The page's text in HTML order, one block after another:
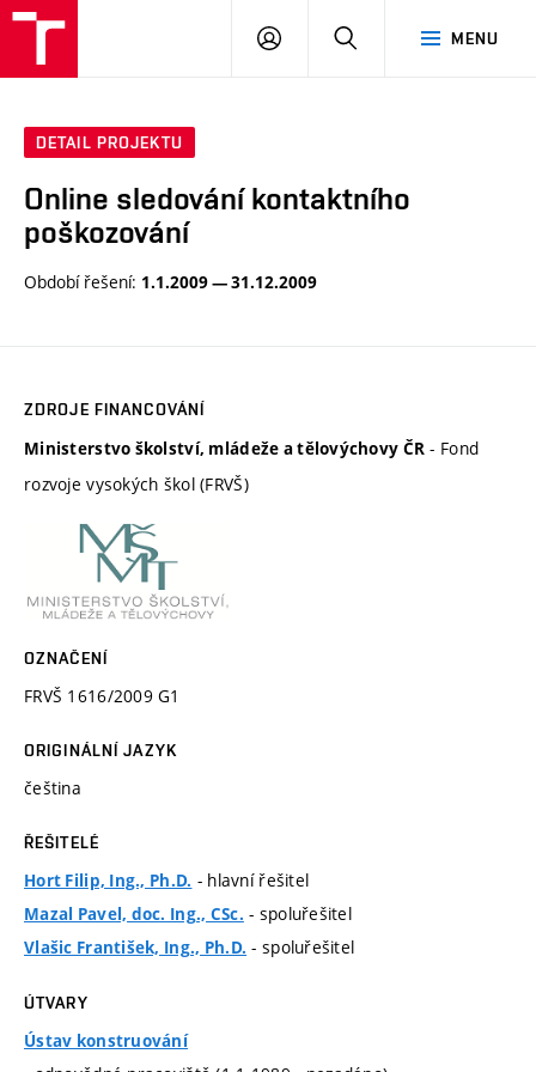
MENU
PŘIHLÁSIT
DETAIL PROJEKTU
Online sledování kontaktního
poškozování
Období řešení: 1.1.2009 — 31.12.2009
ZDROJE FINANCOVÁNÍ
Ministerstvo školství, mládeže a tělovýchovy ČR - Fond
rozvoje vysokých škol (FRVŠ)
OZNAČENÍ
FRVŠ 1616/2009 G1
ORIGINÁLNÍ JAZYK
čeština
ŘEŠITELÉ
Hort Filip, Ing., Ph.D. - hlavní řešitel
Mazal Pavel, doc. Ing., CSc. - spoluřešitel
Vlašic František, Ing., Ph.D. - spoluřešitel
ÚTVARY
Ústav konstruování